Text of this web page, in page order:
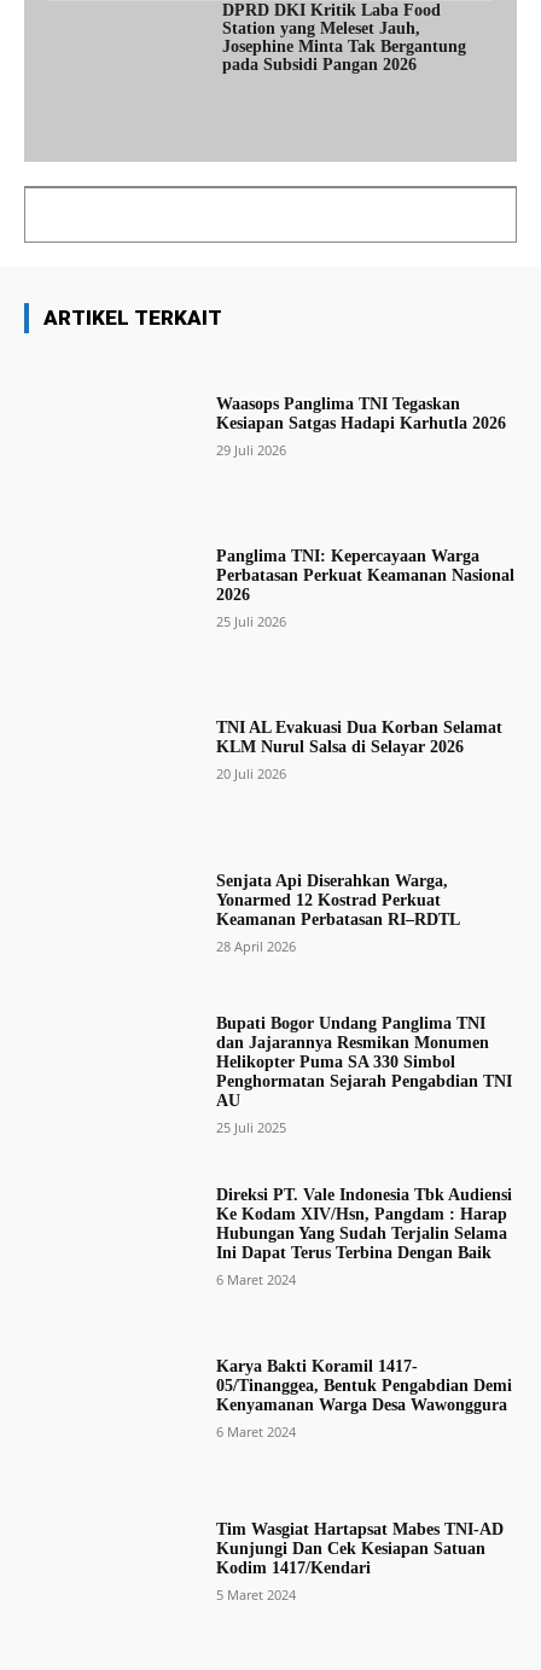
DPRD DKI Kritik Laba Food
Station yang Meleset Jauh,
Josephine Minta Tak Bergantung
pada Subsidi Pangan 2026
ARTIKEL TERKAIT
Waasops Panglima TNI Tegaskan
Kesiapan Satgas Hadapi Karhutla 2026
29 Juli 2026
Panglima TNI: Kepercayaan Warga
Perbatasan Perkuat Keamanan Nasional
2026
25 Juli 2026
TNI AL Evakuasi Dua Korban Selamat
KLM Nurul Salsa di Selayar 2026
20 Juli 2026
Senjata Api Diserahkan Warga,
Yonarmed 12 Kostrad Perkuat
Keamanan Perbatasan RI–RDTL
28 April 2026
Bupati Bogor Undang Panglima TNI
dan Jajarannya Resmikan Monumen
Helikopter Puma SA 330 Simbol
Penghormatan Sejarah Pengabdian TNI
AU
25 Juli 2025
Direksi PT. Vale Indonesia Tbk Audiensi
Ke Kodam XIV/Hsn, Pangdam : Harap
Hubungan Yang Sudah Terjalin Selama
Ini Dapat Terus Terbina Dengan Baik
6 Maret 2024
Karya Bakti Koramil 1417-
05/Tinanggea, Bentuk Pengabdian Demi
Kenyamanan Warga Desa Wawonggura
6 Maret 2024
Tim Wasgiat Hartapsat Mabes TNI-AD
Kunjungi Dan Cek Kesiapan Satuan
Kodim 1417/Kendari
5 Maret 2024